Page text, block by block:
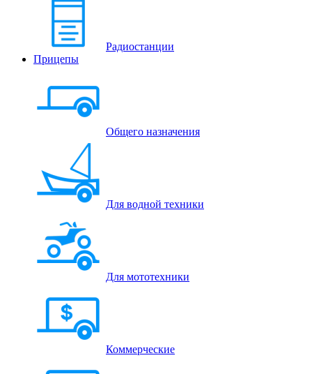
Радиостанции
Прицепы
Общего назначения
Для водной техники
Для мототехники
Коммерческие